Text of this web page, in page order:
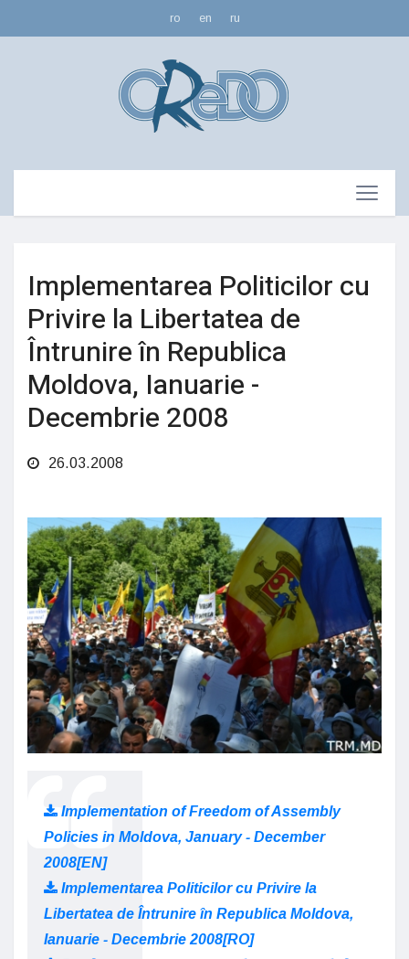
ro en ru
Implementarea Politicilor cu
Privire la Libertatea de
Întrunire în Republica
Moldova, Ianuarie -
Decembrie 2008
26.03.2008
Implementation of Freedom of Assembly
Policies in Moldova, January - December
2008[EN]
Implementarea Politicilor cu Privire la
Libertatea de Întrunire în Republica Moldova,
Ianuarie - Decembrie 2008[RO]